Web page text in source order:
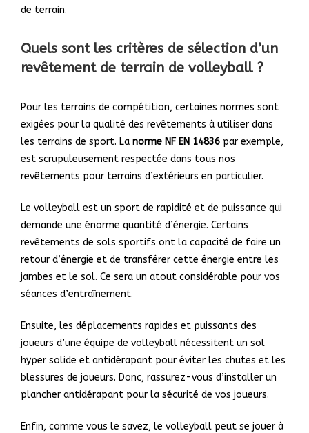
de terrain.
Quels sont les critères de sélection d’un
revêtement de terrain de volleyball ?
Pour les terrains de compétition, certaines normes sont
exigées pour la qualité des revêtements à utiliser dans
les terrains de sport. La norme NF EN 14836 par exemple,
est scrupuleusement respectée dans tous nos
revêtements pour terrains d’extérieurs en particulier.
Le volleyball est un sport de rapidité et de puissance qui
demande une énorme quantité d’énergie. Certains
revêtements de sols sportifs ont la capacité de faire un
retour d’énergie et de transférer cette énergie entre les
jambes et le sol. Ce sera un atout considérable pour vos
séances d’entraînement.
Ensuite, les déplacements rapides et puissants des
joueurs d’une équipe de volleyball nécessitent un sol
hyper solide et antidérapant pour éviter les chutes et les
blessures de joueurs. Donc, rassurez-vous d’installer un
plancher antidérapant pour la sécurité de vos joueurs.
Enfin, comme vous le savez, le volleyball peut se jouer à